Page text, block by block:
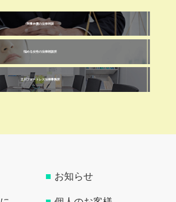
刑事弁護の法律相談
悩める女性の法律相談所
立川フォートレス法律事務所
お知らせ